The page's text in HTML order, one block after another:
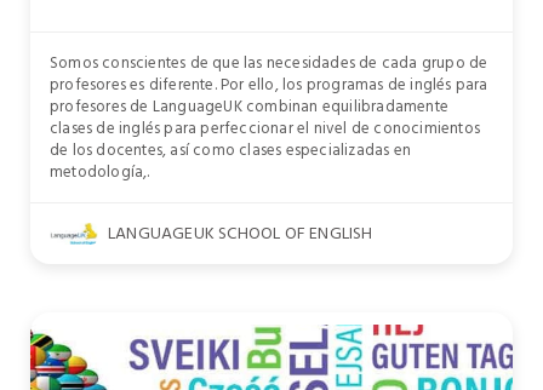
Somos conscientes de que las necesidades de cada grupo de
profesores es diferente. Por ello, los programas de inglés para
profesores de LanguageUK combinan equilibradamente
clases de inglés para perfeccionar el nivel de conocimientos
de los docentes, así como clases especializadas en
metodología,.
LANGUAGEUK SCHOOL OF ENGLISH